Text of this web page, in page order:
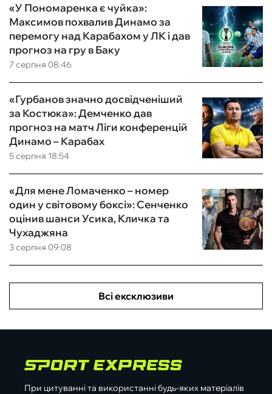
7 серпня 08:46
«У Пономаренка є чуйка»:
Максимов похвалив Динамо за
перемогу над Карабахом у ЛК і дав
прогноз на гру в Баку
5 серпня 18:54
«Гурбанов значно досвідченіший
за Костюка»: Демченко дав
прогноз на матч Ліги конференцій
Динамо – Карабах
3 серпня 09:08
«Для мене Ломаченко – номер
один у світовому боксі»: Сенченко
оцінив шанси Усика, Кличка та
Чухаджяна
Всі ексклюзиви
При цитуванні та використанні будь-яких матеріалів